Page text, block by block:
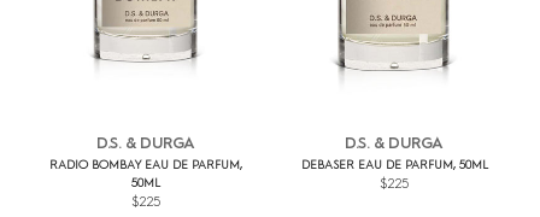
D.S. & DURGA
RADIO BOMBAY EAU DE PARFUM,
50ML
$225
D.S. & DURGA
DEBASER EAU DE PARFUM, 50ML
$225